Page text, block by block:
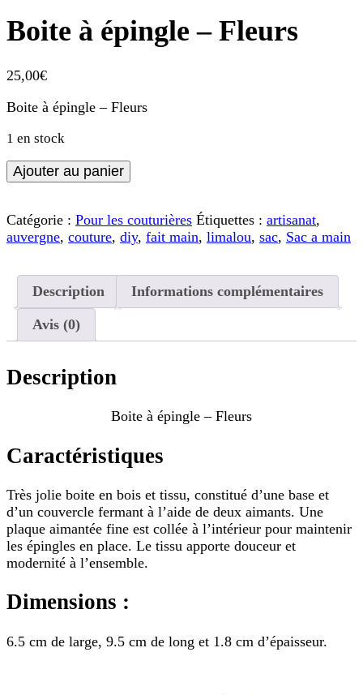
Boite à épingle – Fleurs
25,00€
Boite à épingle – Fleurs
1 en stock
quantité
de
à
épingle
Ajouter au panier
Catégorie : Pour les couturières Étiquettes : artisanat,
auvergne, couture, diy, fait main, limalou, sac, Sac a main
Description Informations complémentaires
Avis (0)
Description
Boite à épingle – Fleurs
Caractéristiques
Très jolie boite en bois et tissu, constitué d’une base et
d’un couvercle fermant à l’aide de deux aimants. Une
plaque aimantée fine est collée à l’intérieur pour maintenir
les épingles en place. Le tissu apporte douceur et
modernité à l’ensemble.
Dimensions :
6.5 cm de large, 9.5 cm de long et 1.8 cm d’épaisseur.